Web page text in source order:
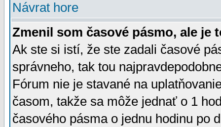
Návrat hore
Zmenil som časové pásmo, ale je
Ak ste si istí, že ste zadali časové
správneho, tak tou
Fórum nie je stavané na
časom, takže sa môže jednať o 1
časového pásma o jednu hodinu po